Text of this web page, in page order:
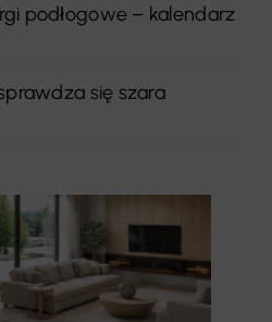
podłogowe – kalendarz
się szara